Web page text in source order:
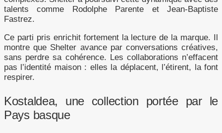
talents comme Rodolphe Parente et Jean-Baptiste
Fastrez.
Ce parti pris enrichit fortement la lecture de la marque. Il
montre que Shelter avance par conversations créatives,
sans perdre sa cohérence. Les collaborations n’effacent
pas l’identité maison : elles la déplacent, l’étirent, la font
respirer.
Kostaldea, une collection portée par le
Pays basque